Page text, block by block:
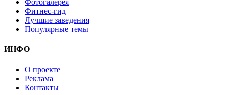
Фотогалерея
Фитнес-гид
Лучшие заведения
Популярные темы
ИНФО
О проекте
Реклама
Контакты